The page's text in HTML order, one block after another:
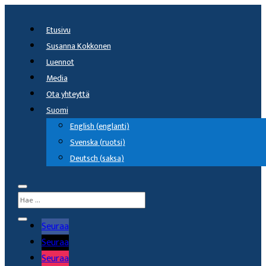
Etusivu
Susanna Kokkonen
Luennot
Media
Ota yhteyttä
Suomi
English(englanti)
Svenska(ruotsi)
Deutsch(saksa)
Seuraa
Seuraa
Seuraa